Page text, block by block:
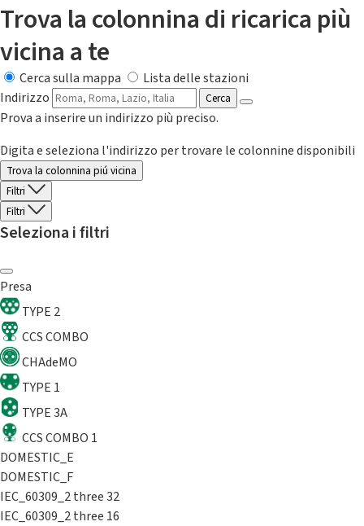
Trova la colonnina di ricarica più
vicina a te
Cerca sulla mappa
Lista delle stazioni
Indirizzo
Cerca
Prova a inserire un indirizzo più preciso.
Digita e seleziona l'indirizzo per trovare le colonnine disponibili
Trova la colonnina piú vicina
Filtri
Filtri
Seleziona i filtri
Presa
TYPE 2
CCS COMBO
CHAdeMO
TYPE 1
TYPE 3A
CCS COMBO 1
DOMESTIC_E
DOMESTIC_F
IEC_60309_2 three 32
IEC_60309_2 three 16